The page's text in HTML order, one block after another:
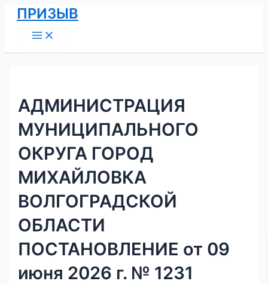
Перейти
содержимому
ПРИЗЫВ
Menu
АДМИНИСТРАЦИЯ
МУНИЦИПАЛЬНОГО
ОКРУГА ГОРОД
МИХАЙЛОВКА
ВОЛГОГРАДСКОЙ
ОБЛАСТИ
ПОСТАНОВЛЕНИЕ от 09
июня 2026 г. № 1231
Навигация
по
записям